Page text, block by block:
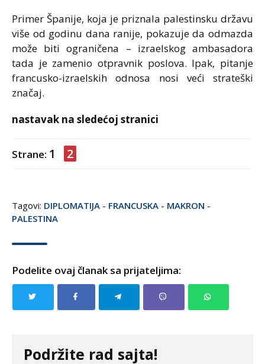
Primer Španije, koja je priznala palestinsku državu
više od godinu dana ranije, pokazuje da odmazda
može biti ograničena – izraelskog ambasadora
tada je zamenio otpravnik poslova. Ipak, pitanje
francusko-izraelskih odnosa nosi veći strateški
značaj.
nastavak na sledećoj stranici
Strane: 1 2
Tagovi: DIPLOMATIJA - FRANCUSKA - MAKRON -
PALESTINA
Podelite ovaj članak sa prijateljima:
Podržite rad sajta!